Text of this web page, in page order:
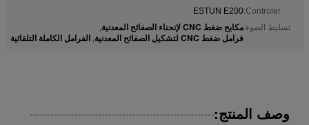
Controler:
ESTUN E200
تسليط الضوء:مكابح ضغط CNC لإنحناء الصفائح المعدنية ,
فرامل ضغط CNC لتشكيل الصفائح المعدنية , الفرامل الكاملة التلقائية
وصف المنتج: